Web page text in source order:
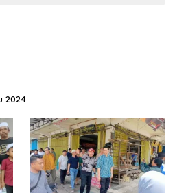
2024